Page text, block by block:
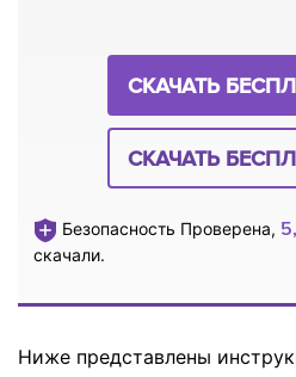
СКАЧАТЬ
СКАЧАТЬ
Безопасность Проверена,
скачали.
Ниже представлены